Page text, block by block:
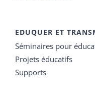
EDUQUER ET
Séminaires pour
Projets éducatifs
Supports